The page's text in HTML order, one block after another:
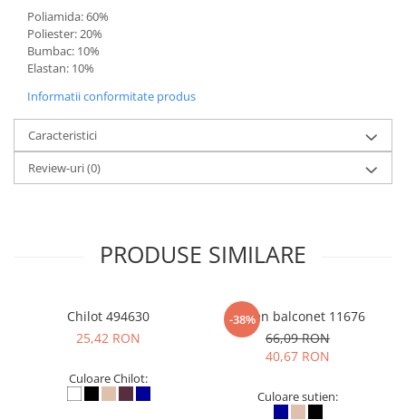
Poliamida: 60%
Poliester: 20%
Bumbac: 10%
Elastan: 10%
Informatii conformitate produs
Caracteristici
Review-uri(0)
PRODUSE SIMILARE
Chilot 494630
25,42 RON
Culoare Chilot:
-38%
Sutien balconet 11676
66,09 RON
40,67 RON
Culoare sutien: